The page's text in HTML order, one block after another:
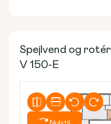
Spejlvend og
V 150-E